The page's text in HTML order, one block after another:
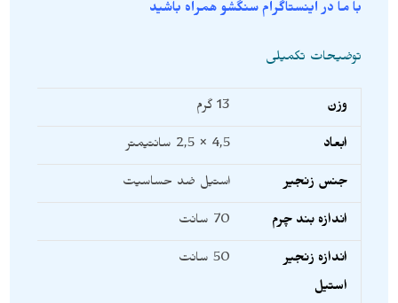
با ما در اینستاگرام سنگشو همراه باشید
توضیحات تکمیلی
وزن 13 گرم
ابعاد 4,5 × 2,5 سانتیمتر
جنس زنجیر استیل ضد حساسیت
اندازه بند چرم 70 سانت
اندازه زنجیر
استیل
50 سانت